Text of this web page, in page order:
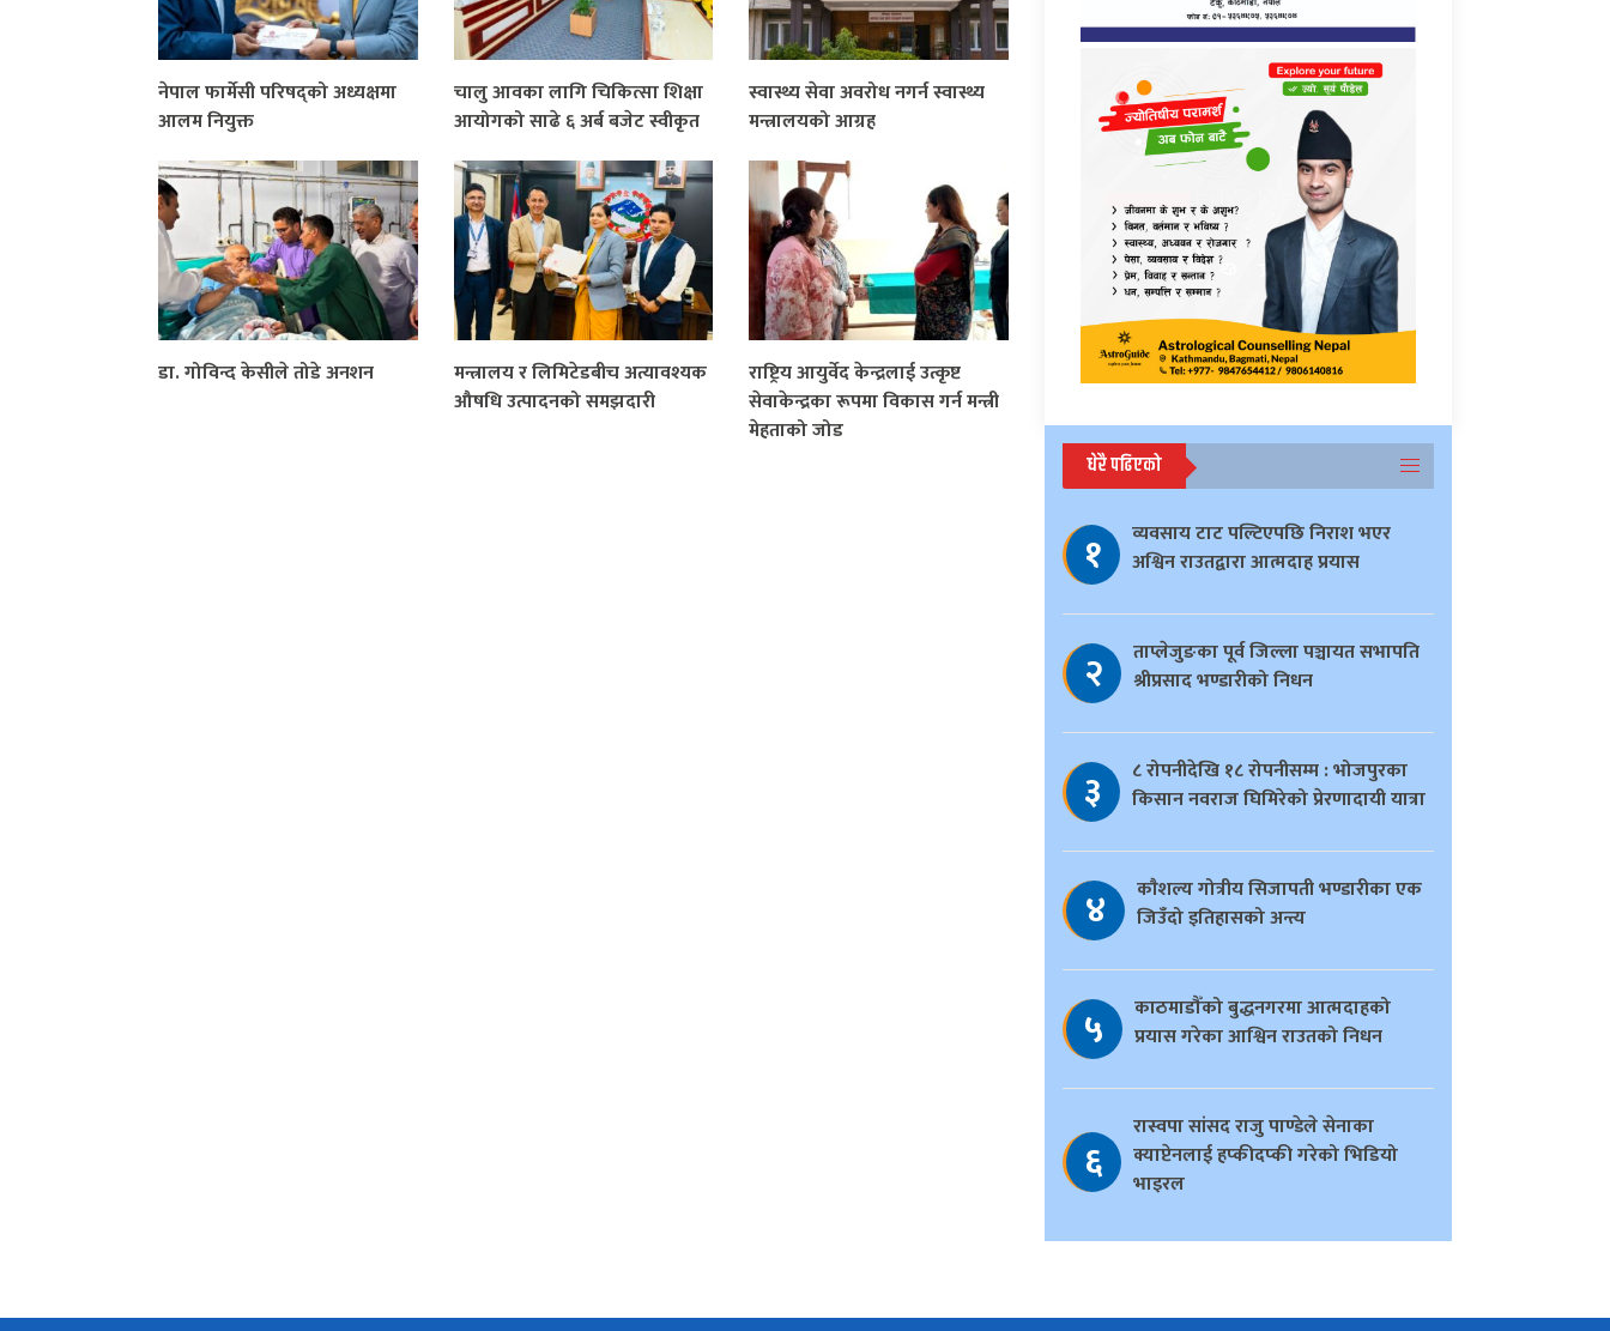
नेपाल फार्मेसी परिषद्को अध्यक्षमा
आलम नियुक्त
चालु आवका लागि चिकित्सा शिक्षा
आयोगको साढे ६ अर्ब बजेट स्वीकृत
स्वास्थ्य सेवा अवरोध नगर्न स्वास्थ्य
मन्त्रालयको आग्रह
डा. गोविन्द केसीले तोडे अनशन
मन्त्रालय र लिमिटेडबीच अत्यावश्यक
औषधि उत्पादनको समझदारी
राष्ट्रिय आयुर्वेद केन्द्रलाई उत्कृष्ट
सेवाकेन्द्रका रूपमा विकास गर्न मन्त्री
मेहताको जोड
धेरै पढिएको
१
व्यवसाय टाट पल्टिएपछि निराश भएर
अश्विन राउतद्वारा आत्मदाह प्रयास
२
ताप्लेजुङका पूर्व जिल्ला पञ्चायत सभापति
श्रीप्रसाद भण्डारीको निधन
३
८ रोपनीदेखि १८ रोपनीसम्म : भोजपुरका
किसान नवराज घिमिरेको प्रेरणादायी यात्रा
४
काैशल्य गोत्रीय सिजापती भण्डारीका एक
जिउँदो इतिहासको अन्त्य
५
काठमाडौँको बुद्धनगरमा आत्मदाहको
प्रयास गरेका आश्विन राउतको निधन
६
रास्वपा सांसद राजु पाण्डेले सेनाका
क्याप्टेनलाई हप्कीदप्की गरेको भिडियो
भाइरल